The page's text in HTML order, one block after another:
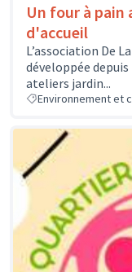
Un four à pain
d'accueil
L’association De
développée depuis
ateliers jardin...
Environnement et